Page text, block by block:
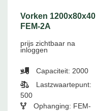
Vorken 1200x80x40
FEM-2A
prijs zichtbaar na
inloggen
Capaciteit: 2000
Lastzwaartepunt:
500
Ophanging: FEM-